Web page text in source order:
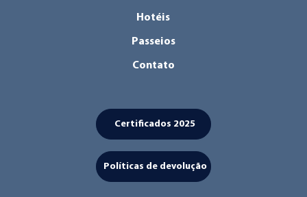
Hotéis
Passeios
Contato
Políticas de devolução
Certificados 2025